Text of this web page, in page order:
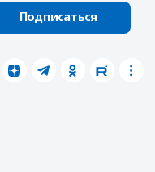
Подписаться